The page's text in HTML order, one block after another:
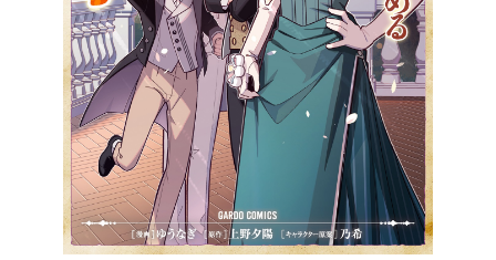
ロサージュノベルス
コミックガルド